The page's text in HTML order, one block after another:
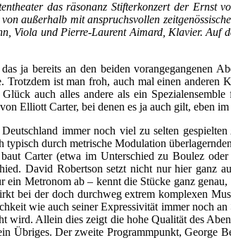
das räsonanz Stifterkonzert der Ernst
außerhalb mit anspruchsvollen
Viola und Pierre-Laurent Aimard, Klavier.
ja bereits an den beiden vorangegangenen
Trotzdem ist man froh, auch mal einen anderen
auch alles andere als ein
von Elliott Carter, bei denen es ja auch gilt, eben
immer noch viel zu selten
durch metrische Modulation
Carter (etwa im Unterschied zu Boulez
David Robertson setzt nicht nur hier ganz
Metronom ab – kennt die Stücke ganz
bei der doch durchweg extrem komplexen
wie auch seiner Expressivität immer noch
wird. Allein dies zeigt die hohe Qualität des
Übriges. Der zweite Programmpunkt, George